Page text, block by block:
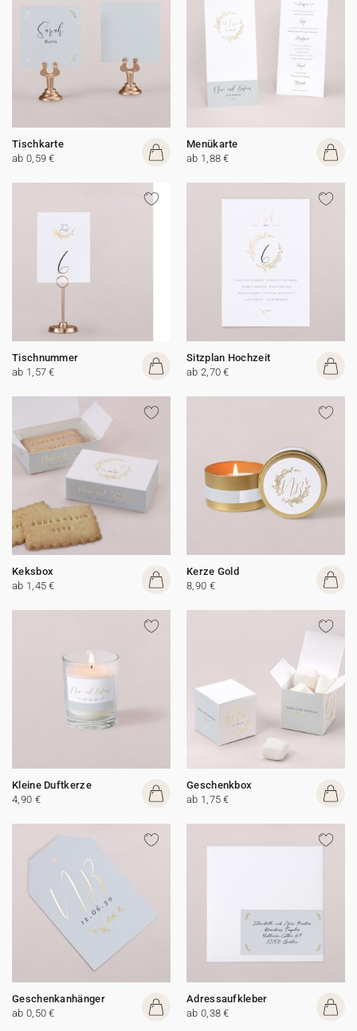
Tischkarte
ab 0,59 €
Menükarte
ab 1,88 €
Tischnummer
ab 1,57 €
Sitzplan Hochzeit
ab 2,70 €
Keksbox
ab 1,45 €
Kerze Gold
8,90 €
Kleine Duftkerze
4,90 €
Geschenkbox
ab 1,75 €
Geschenkanhänger
ab 0,50 €
Adressaufkleber
ab 0,38 €